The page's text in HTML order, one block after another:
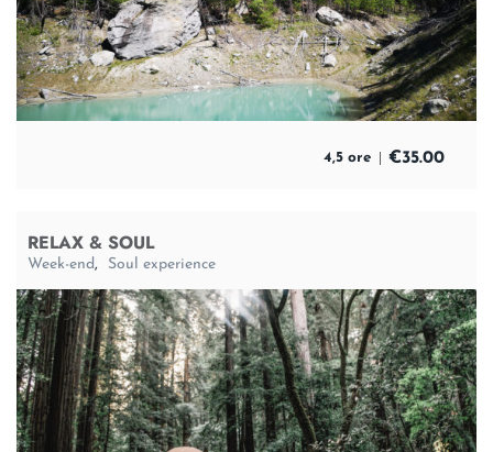
4,5 ore €35.00
RELAX & SOUL
Week-end, Soul experience